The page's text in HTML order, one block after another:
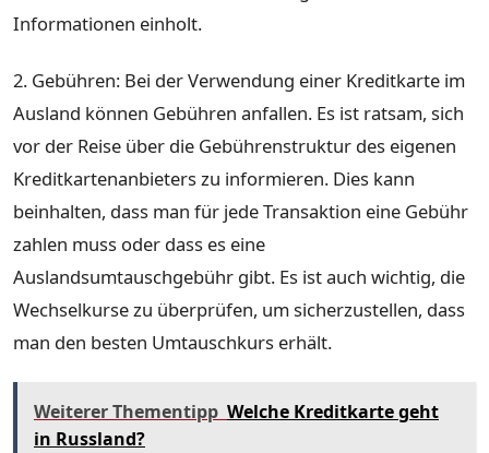
Informationen einholt.
2. Gebühren: Bei der Verwendung einer Kreditkarte im
Ausland können Gebühren anfallen. Es ist ratsam, sich
vor der Reise über die Gebührenstruktur des eigenen
Kreditkartenanbieters zu informieren. Dies kann
beinhalten, dass man für jede Transaktion eine Gebühr
zahlen muss oder dass es eine
Auslandsumtauschgebühr gibt. Es ist auch wichtig, die
Wechselkurse zu überprüfen, um sicherzustellen, dass
man den besten Umtauschkurs erhält.
Weiterer Thementipp Welche Kreditkarte geht
in Russland?